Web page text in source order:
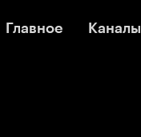
Главное Каналы
Главное Каналы